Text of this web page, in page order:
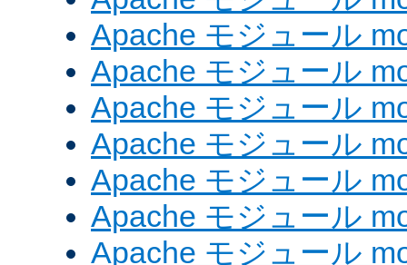
Apache モジュール
Apache モジュール
Apache モジュール
Apache モジュール
Apache モジュール
Apache モジュール
Apache モジュール